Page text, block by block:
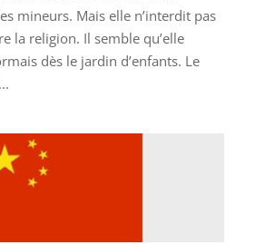
mineurs. Mais elle n’interdit pas
la religion. Il semble qu’elle
dès le jardin d’enfants. Le